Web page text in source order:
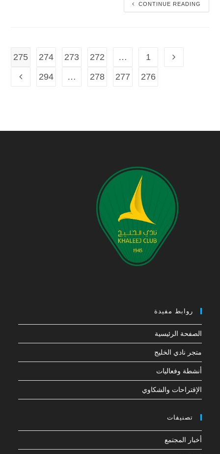
CONTINUE READING
1
…
272
273
274
275
276
277
278
…
294
روابط مفيدة
الصفحة الرئيسية
متجر نادي الخليج
أنشطة وفعاليات
الإقتراحات والشكاوي
تصنيفات
أخبار المجتمع